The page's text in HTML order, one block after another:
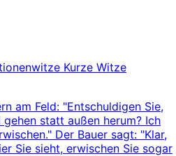
Kurze Witze
am Feld: "Entschuldigen Sie,
statt außen herum? Ich
Der Bauer sagt: "Klar,
Sie sieht, erwischen Sie sogar